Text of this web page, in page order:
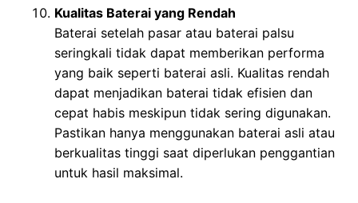
Kualitas Baterai yang Rendah
Baterai setelah pasar atau baterai palsu
seringkali tidak dapat memberikan performa
yang baik seperti baterai asli. Kualitas rendah
dapat menjadikan baterai tidak efisien dan
cepat habis meskipun tidak sering digunakan.
Pastikan hanya menggunakan baterai asli atau
berkualitas tinggi saat diperlukan penggantian
untuk hasil maksimal.